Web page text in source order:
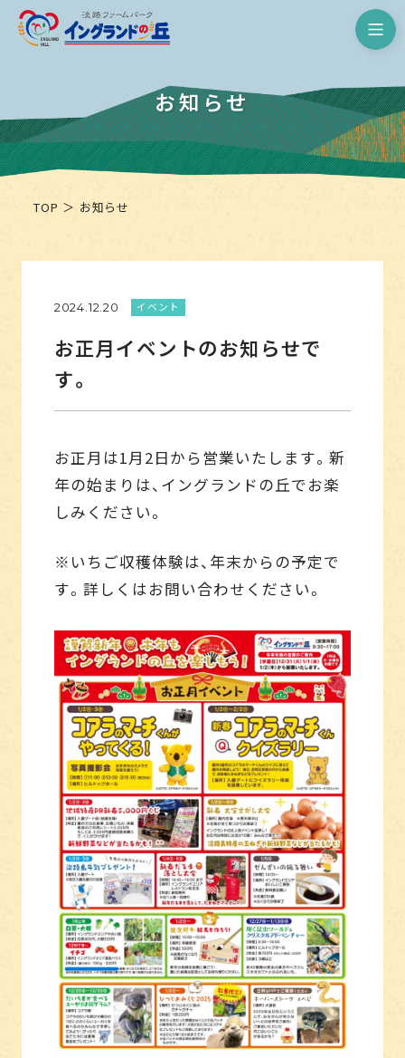
淡路ファームパーク イングラン
お知らせ
TOP お知らせ
2024.12.20 イベント
お正月イベントのお知らせで
す。
お正月は1月2日から営業いたします。新
年の始まりは、イングランドの丘でお楽
しみください。
※いちご収穫体験は、年末からの予定で
す。詳しくはお問い合わせください。